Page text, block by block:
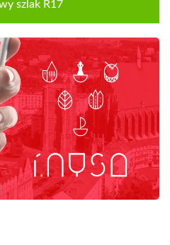
szlak R17